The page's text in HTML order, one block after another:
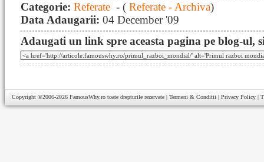
Categorie: Referate - ( Referate - Archiva)
Data Adaugarii: 04 December '09
Adaugati un link spre aceasta pagina pe blog-ul,
Copyright ©2006-2026 FamousWhy.ro toate drepturile rezervate | Termeni & Conditii | Privacy Policy |